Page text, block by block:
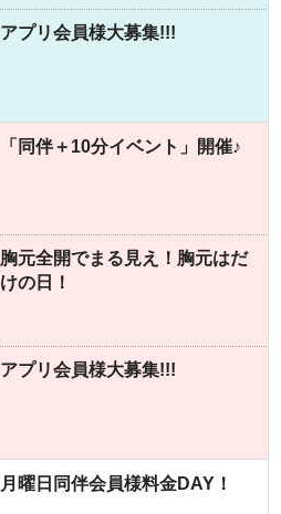
アプリ会員様大募集!!!
「同伴＋10分イベント」開催♪
胸元全開でまる見え！胸元はだ
けの日！
アプリ会員様大募集!!!
月曜日同伴会員様料金DAY！